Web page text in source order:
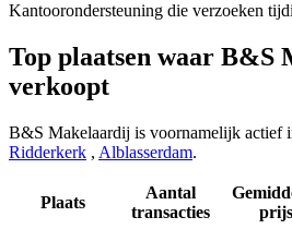
Kantoorondersteuning die verzoeken
Top plaatsen waar B&S
verkoopt
B&S Makelaardij is voornamelijk actief
Ridderkerk , Alblasserdam.
Plaats
Aantal
transacties
prijs